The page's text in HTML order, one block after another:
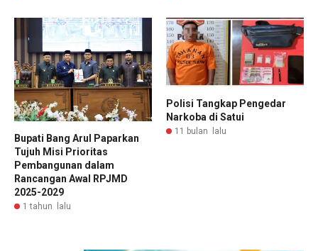
Bupati Bang Arul Paparkan
Tujuh Misi Prioritas
Pembangunan dalam
Rancangan Awal RPJMD
2025-2029
1 tahun lalu
Polisi Tangkap Pengedar
Narkoba di Satui
11 bulan lalu